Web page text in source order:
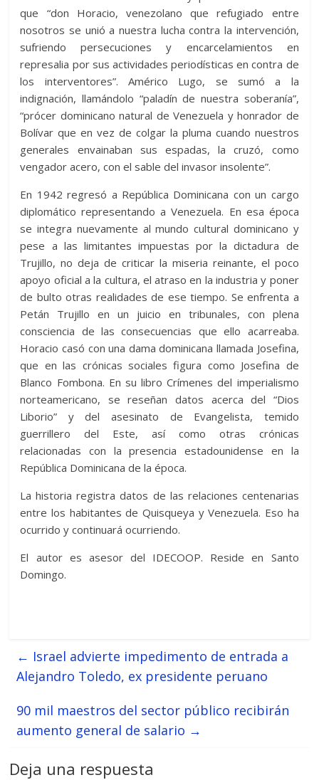
que “don Horacio, venezolano que refugiado entre
nosotros se unió a nuestra lucha contra la intervención,
sufriendo persecuciones y encarcelamientos en
represalia por sus actividades periodísticas en contra de
los interventores”. Américo Lugo, se sumó a la
indignación, llamándolo “paladín de nuestra soberanía”,
“prócer dominicano natural de Venezuela y honrador de
Bolívar que en vez de colgar la pluma cuando nuestros
generales envainaban sus espadas, la cruzó, como
vengador acero, con el sable del invasor insolente”.
En 1942 regresó a República Dominicana con un cargo
diplomático representando a Venezuela. En esa época
se integra nuevamente al mundo cultural dominicano y
pese a las limitantes impuestas por la dictadura de
Trujillo, no deja de criticar la miseria reinante, el poco
apoyo oficial a la cultura, el atraso en la industria y poner
de bulto otras realidades de ese tiempo. Se enfrenta a
Petán Trujillo en un juicio en tribunales, con plena
consciencia de las consecuencias que ello acarreaba.
Horacio casó con una dama dominicana llamada Josefina,
que en las crónicas sociales figura como Josefina de
Blanco Fombona. En su libro Crímenes del imperialismo
norteamericano, se reseñan datos acerca del “Dios
Liborio” y del asesinato de Evangelista, temido
guerrillero del Este, así como otras crónicas
relacionadas con la presencia estadounidense en la
República Dominicana de la época.
La historia registra datos de las relaciones centenarias
entre los habitantes de Quisqueya y Venezuela. Eso ha
ocurrido y continuará ocurriendo.
El autor es asesor del IDECOOP. Reside en Santo
Domingo.
← Israel advierte impedimento de entrada a
Alejandro Toledo, ex presidente peruano
90 mil maestros del sector público recibirán
aumento general de salario →
Deja una respuesta